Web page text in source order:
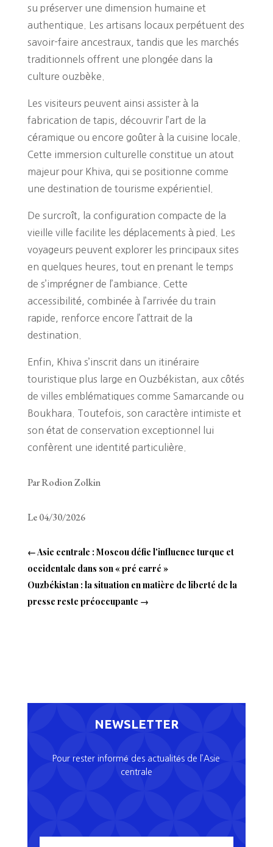
su préserver une dimension humaine et
authentique. Les artisans locaux perpétuent des
savoir-faire ancestraux, tandis que les marchés
traditionnels offrent une plongée dans la
culture ouzbèke.
Les visiteurs peuvent ainsi assister à la
fabrication de tapis, découvrir l’art de la
céramique ou encore goûter à la cuisine locale.
Cette immersion culturelle constitue un atout
majeur pour Khiva, qui se positionne comme
une destination de tourisme expérientiel.
De surcroît, la configuration compacte de la
vieille ville facilite les déplacements à pied. Les
voyageurs peuvent explorer les principaux sites
en quelques heures, tout en prenant le temps
de s’imprégner de l’ambiance. Cette
accessibilité, combinée à l’arrivée du train
rapide, renforce encore l’attrait de la
destination.
Enfin, Khiva s’inscrit dans un itinéraire
touristique plus large en Ouzbékistan, aux côtés
de villes emblématiques comme Samarcande ou
Boukhara. Toutefois, son caractère intimiste et
son état de conservation exceptionnel lui
confèrent une identité particulière.
Par Rodion Zolkin
Le 04/30/2026
←Asie centrale : Moscou défie l'influence turque et
occidentale dans son « pré carré »
Ouzbékistan : la situation en matière de liberté de la
presse reste préoccupante →
NEWSLETTER
Pour rester informé des actualités de l’Asie
centrale